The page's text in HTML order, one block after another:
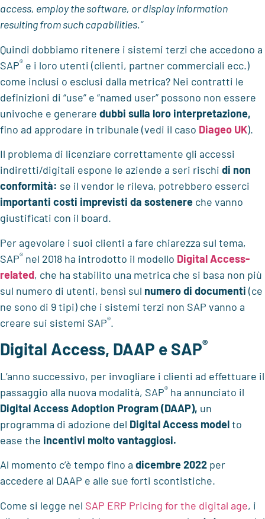
access, employ the software, or display information
resulting from such capabilities.”
Quindi dobbiamo ritenere i sistemi terzi che accedono a
SAP® e i loro utenti (clienti, partner commerciali ecc.)
come inclusi o esclusi dalla metrica? Nei contratti le
definizioni di “use” e “named user” possono non essere
univoche e generare dubbi sulla loro interpretazione,
fino ad approdare in tribunale (vedi il caso Diageo UK).
Il problema di licenziare correttamente gli accessi
indiretti/digitali espone le aziende a seri rischi di non
conformità: se il vendor le rileva, potrebbero esserci
importanti costi imprevisti da sostenere che vanno
giustificati con il board.
Per agevolare i suoi clienti a fare chiarezza sul tema,
SAP® nel 2018 ha introdotto il modello Digital Access-
related, che ha stabilito una metrica che si basa non più
sul numero di utenti, bensì sul numero di documenti (ce
ne sono di 9 tipi) che i sistemi terzi non SAP vanno a
creare sui sistemi SAP®.
Digital Access, DAAP e SAP®
L’anno successivo, per invogliare i clienti ad effettuare il
passaggio alla nuova modalità, SAP® ha annunciato il
Digital Access Adoption Program (DAAP), un
programma di adozione del Digital Access modelto
ease the incentivi molto vantaggiosi.
Al momento c’è tempo fino a dicembre 2022 per
accedere al DAAP e alle sue forti scontistiche.
Come si legge nel SAP ERP Pricing for the digital age, i